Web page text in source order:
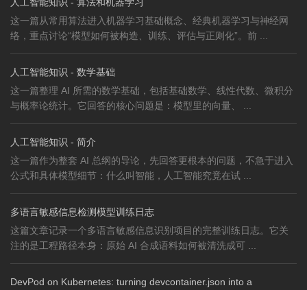
这一篇从常用算法进入机器学习基础概念、经典机器学习与神经网
络，重点讨论“模型如何被构造、训练、评估与正则化”。前 ...
人工智能知识 - 数学基础
这一篇整理 AI 所需的数学基础，包括基础数学、线性代数、微积分
与概率论统计。它回答的核心问题是：模型里的向量、 ...
人工智能知识 - 简介
这一篇作为整套 AI 总纲的导论，先回答更根本的问题，不急于进入
公式和具体模型细节：什么叫智能，人工智能究竟在试 ...
多语言敏感信息检测模型训练日志
这篇文章记录一个多语言敏感信息识别项目的完整训练日志。它关
注的是工程路径本身：原始 AI 合成语料如何被清洗成可 ...
DevPod on Kubernetes: turning devcontainer.json into a